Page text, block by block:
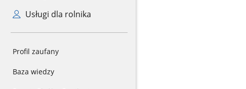
Usługi dla rolnika
Profil zaufany
Baza wiedzy